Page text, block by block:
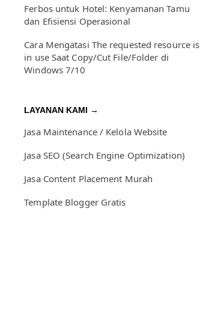
Ferbos untuk Hotel: Kenyamanan Tamu
dan Efisiensi Operasional
Cara Mengatasi The requested resource is
in use Saat Copy/Cut File/Folder di
Windows 7/10
LAYANAN KAMI →
Jasa Maintenance / Kelola Website
Jasa SEO (Search Engine Optimization)
Jasa Content Placement Murah
Template Blogger Gratis